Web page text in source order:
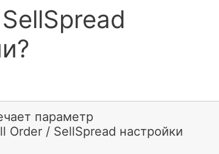
параметр
Order / SellSpread настройки